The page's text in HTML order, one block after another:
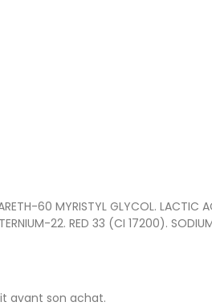
60 MYRISTYL GLYCOL. LACTIC
22. RED 33 (CI 17200).
avant son achat.